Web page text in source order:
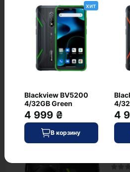
Есть ли DOOGEE Fire 3
Blaze Orange в наличии?
Какие условия доставки
Fire 3 Ultra 6/256GB Blaze
Какая цена DOOGEE Fire
Сопутствующие товары
хит
Blackview BV5200
4/32GB Green
4 999 ₴
В корзину
4/
4